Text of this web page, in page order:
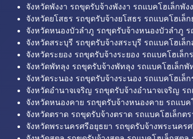
จังหวัดพังงา รถขุดรับจ้างพังงา รถแบคโฮเล็กพั
จังหวัดยโสธร รถขุดรับจ้างยโสธร รถแบคโฮเล็
จังหวัดหนองบัวลำภู รถขุดรับจ้างหนองบัวลำภู
จังหวัดสระบุรี รถขุดรับจ้างสระบุรี รถแบคโฮเล็
จังหวัดระยอง รถขุดรับจ้างระยอง รถแบคโฮเล็
จังหวัดพัทลุง รถขุดรับจ้างพัทลุง รถแบคโฮเล็ก
จังหวัดระนอง รถขุดรับจ้างระนอง รถแบคโฮเล็
จังหวัดอำนาจเจริญ รถขุดรับจ้างอำนาจเจริญ ร
จังหวัดหนองคาย รถขุดรับจ้างหนองคาย รถแบ
จังหวัดตราด รถขุดรับจ้างตราด รถแบคโฮเล็กต
จังหวัดพระนครศรีอยุธยา รถขุดรับจ้างพระนคร